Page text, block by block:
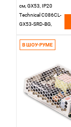
см, GX53, IP20
Technical C086CL-
GX53-SRD-BG,
В ШОУ-РУМЕ